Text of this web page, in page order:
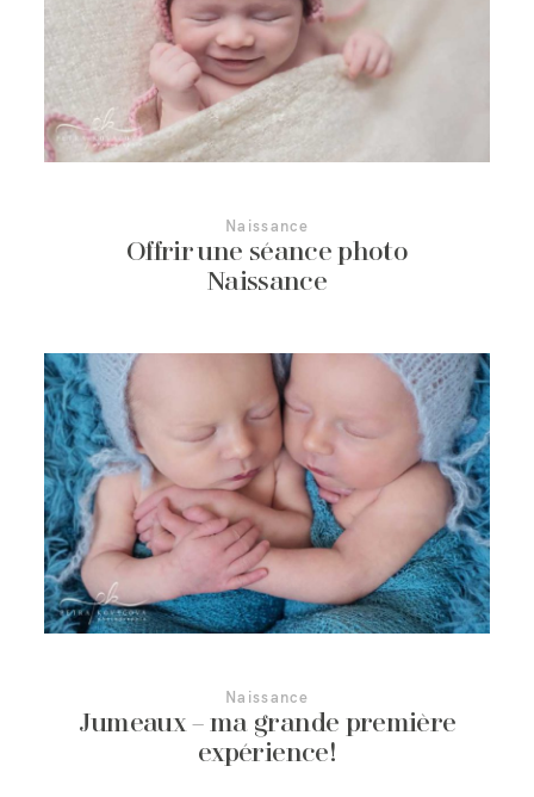
Naissance
Offrir une séance photo
Naissance
Naissance
Jumeaux – ma grande première
expérience!